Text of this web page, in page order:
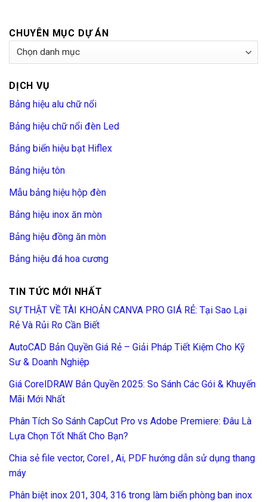
CHUYÊN MỤC DỰ ÁN
Chuyên
Án
DỊCH VỤ
Bảng hiệu alu chữ nổi
Bảng hiệu chữ nổi đèn Led
Bảng biển hiệu bạt Hiflex
Bảng hiệu tôn
Mẫu bảng hiệu hộp đèn
Bảng hiệu inox ăn mòn
Bảng hiệu đồng ăn mòn
Bảng hiệu đá hoa cương
TIN TỨC MỚI NHẤT
SỰ THẬT VỀ TÀI KHOẢN CANVA PRO GIÁ RẺ: Tại Sao Lại
Rẻ Và Rủi Ro Cần Biết
AutoCAD Bản Quyền Giá Rẻ – Giải Pháp Tiết Kiệm Cho Kỹ
Sư & Doanh Nghiệp
Giá CorelDRAW Bản Quyền 2025: So Sánh Các Gói & Khuyến
Mãi Mới Nhất
Phân Tích So Sánh CapCut Pro vs Adobe Premiere: Đâu Là
Lựa Chọn Tốt Nhất Cho Bạn?
Chia sẻ file vector, Corel , Ai, PDF hướng dẫn sử dụng thang
máy
Phân biệt inox 201, 304, 316 trong làm biển phòng ban inox